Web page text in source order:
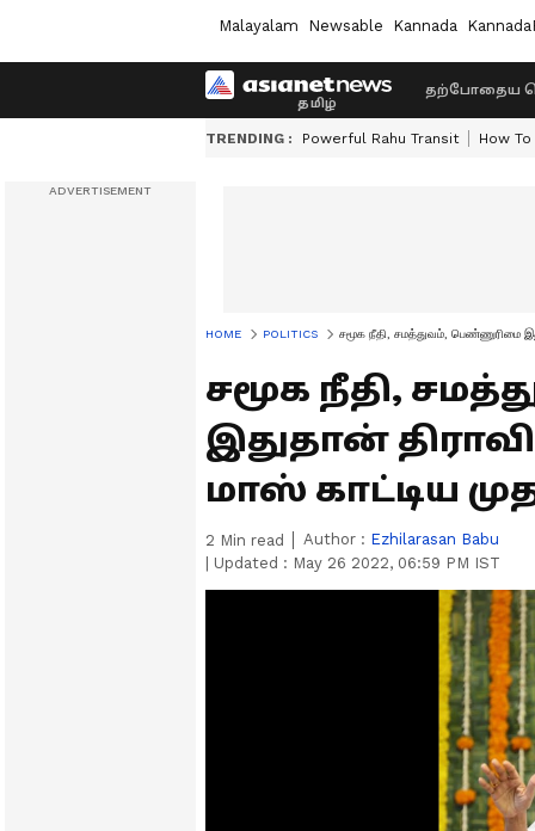
Malayalam Newsable Kannada
தற்போதைய
TRENDING : Powerful Rahu Transit How
HOME POLITICS சமூக நீதி, சமத்துவம், பெண்ணுரிமை
சமூக நீதி,
இதுதான்
மாஸ் காட்டிய
2 Min read Author : Ezhilarasan Babu
Updated : May 26 2022, 06:59 PM IST